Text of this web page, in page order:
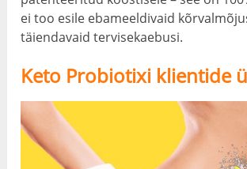
ei too esile ebameeldivaid
täiendavaid tervisekaebusi.
Keto Probiotixi klientide